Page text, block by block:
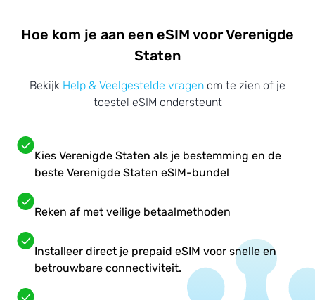
Hoe kom je aan een eSIM voor Verenigde
Staten
Bekijk Help & Veelgestelde vragen om te zien of je
toestel eSIM ondersteunt
Kies Verenigde Staten als je bestemming en de
beste Verenigde Staten eSIM-bundel
Reken af met veilige betaalmethoden
Installeer direct je prepaid eSIM voor snelle en
betrouwbare connectiviteit.